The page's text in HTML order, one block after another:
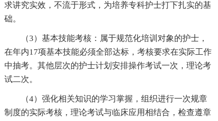
求讲究实效，不流于形式，为培养专科护士打下扎实的基
础。
（3）基本技能考核：属于规范化培训对象的护士，
在年内17项基本技能必须全部达标，考核要求在实际工作
中抽考。其他层次的护士计划安排操作考试一次，理论考
试二次。
（4）强化相关知识的学习掌握，组织进行一次规章
制度的实际考核，理论考试与临床应用相结合，检查遵章